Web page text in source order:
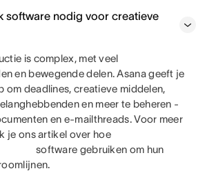
software nodig voor creatieve
is complex, met veel
en bewegende delen. Asana geeft je
om deadlines, creatieve middelen,
en meer te beheren -
en e-mailthreads. Voor meer
je ons artikel over hoe
software gebruiken om hun